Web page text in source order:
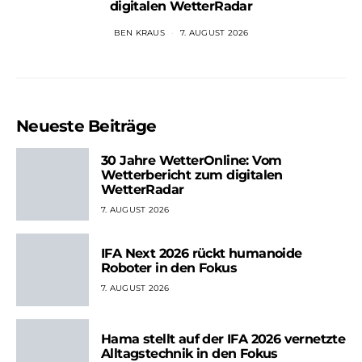
digitalen WetterRadar
BEN KRAUS 7. AUGUST 2026
Neueste Beiträge
30 Jahre WetterOnline: Vom
Wetterbericht zum digitalen
WetterRadar
7. AUGUST 2026
IFA Next 2026 rückt humanoide
Roboter in den Fokus
7. AUGUST 2026
Hama stellt auf der IFA 2026 vernetzte
Alltagstechnik in den Fokus